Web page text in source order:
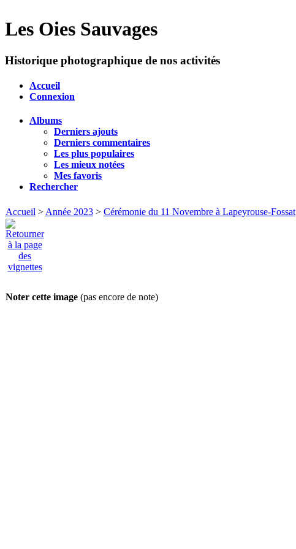
Les Oies Sauvages
Historique photographique de nos activités
Accueil
Connexion
Albums
Derniers ajouts
Derniers commentaires
Les plus populaires
Les mieux notées
Mes favoris
Rechercher
Accueil > Année 2023 > Cérémonie du 11 Novembre à Lapeyrouse-Fossat
Noter cette image (pas encore de note)